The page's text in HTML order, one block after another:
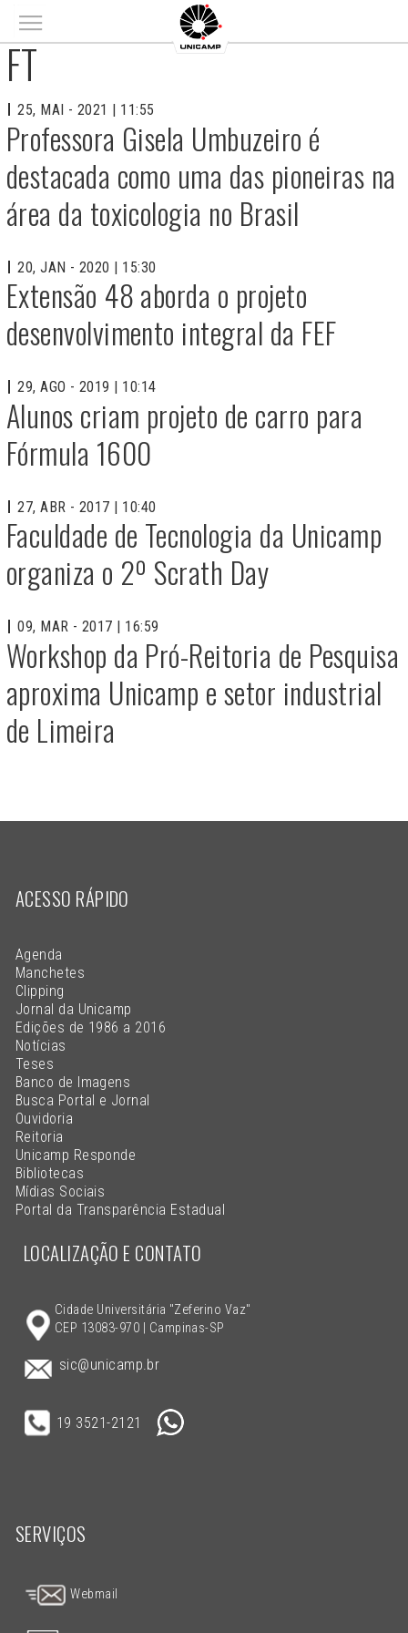
Main menu
FT
25, MAI - 2021 | 11:55
Professora Gisela Umbuzeiro é
destacada como uma das pioneiras na
área da toxicologia no Brasil
20, JAN - 2020 | 15:30
Extensão 48 aborda o projeto
desenvolvimento integral da FEF
29, AGO - 2019 | 10:14
Alunos criam projeto de carro para
Fórmula 1600
27, ABR - 2017 | 10:40
Faculdade de Tecnologia da Unicamp
organiza o 2º Scrath Day
09, MAR - 2017 | 16:59
Workshop da Pró-Reitoria de Pesquisa
aproxima Unicamp e setor industrial
de Limeira
ACESSO RÁPIDO
Agenda
Manchetes
Clipping
Jornal da Unicamp
Edições de 1986 a 2016
Notícias
Teses
Banco de Imagens
Busca Portal e Jornal
Ouvidoria
Reitoria
Unicamp Responde
Bibliotecas
Mídias Sociais
Portal da Transparência Estadual
LOCALIZAÇÃO E CONTATO
Cidade Universitária "Zeferino Vaz"
CEP 13083-970 | Campinas-SP
sic@unicamp.br
19 3521-2121
SERVIÇOS
Webmail